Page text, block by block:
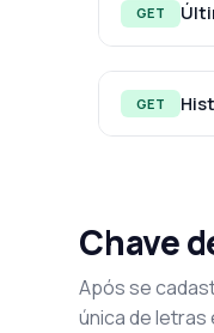
GET
GET
Chave
Após se
única de letras